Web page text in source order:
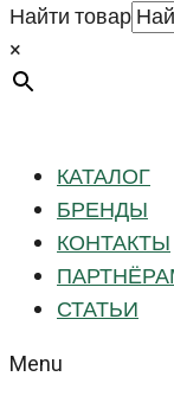
Найти товар
×
КАТАЛОГ
БРЕНДЫ
КОНТАКТЫ
СТАТЬИ
Menu